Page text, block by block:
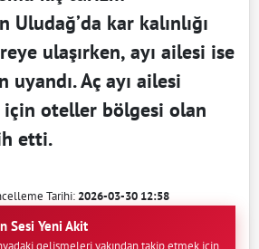
kar kalınlığı
ulaşırken, ayı ailesi ise
uyandı. Aç ayı ailesi
oteller bölgesi olan
etti.
Tarihi:2026-03-30 12:58
Sesi Yeni Akit
gelişmeleri yakından takip etmek için